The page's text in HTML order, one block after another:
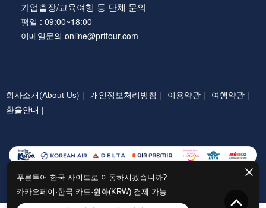
푸른투어 한국 사이트로 이동하시겠습니까?
카카오페이·한국 카드·원화(KRW) 결제 가능
기업출장/교육여행 등 단체 문의
평일 : 09:00~18:00
이메일문의 online@prttour.com
회사소개(About Us) | 개인정보처리방침 | 이용약관 |
여행약관 |
환율안내 |